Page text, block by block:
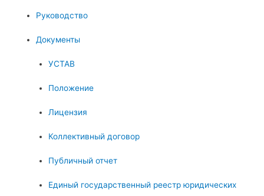
Руководство
Документы
УСТАВ
Положение
Лицензия
Коллективный договор
Публичный отчет
Единый государственный реестр юридических